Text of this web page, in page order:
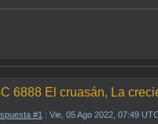
6888 El cruasán, La
#1 : Vie, 05 Ago 2022, 07:49